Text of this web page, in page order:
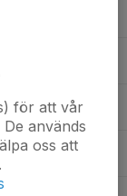
för att vår
används
oss att